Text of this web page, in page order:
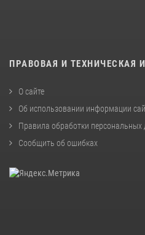
ПРАВОВАЯ И ТЕХНИЧЕСКАЯ
О сайте
Об использовании информации
Правила обработки персональных
Сообщить об ошибках